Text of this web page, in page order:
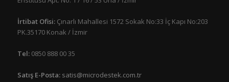
İrtibat Ofisi: Çınarlı Mahallesi 1572 Sokak No:33 İç Kapı No:203
PK.35170 Konak / İzmir
Tel:0850 888 00 35
Satış E-Posta: satis@microdestek.com.tr